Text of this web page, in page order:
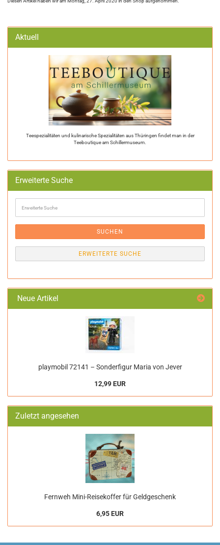
Aktuell
Teespezialitäten und kulinarische Spezialitäten aus Thüringen findet man in der
Teeboutique am Schillermuseum.
Erweiterte Suche
Suche
SUCHEN
ERWEITERTE SUCHE
Neue Artikel
playmobil 72141 – Sonderfigur Maria von Jever
12,99 EUR
Zuletzt angesehen
Fernweh Mini-Reisekoffer für Geldgeschenk
6,95 EUR